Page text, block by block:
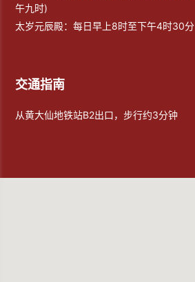
午九时)
太岁元辰殿：每日早上8时至下午4时30分
交通指南
从黄大仙地铁站B2出口，步行约3分钟